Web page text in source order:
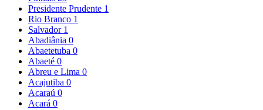
Presidente Prudente 1
Rio Branco 1
Salvador 1
Abadiânia 0
Abaetetuba 0
Abaeté 0
Abreu e Lima 0
Acajutiba 0
Acaraú 0
Acará 0